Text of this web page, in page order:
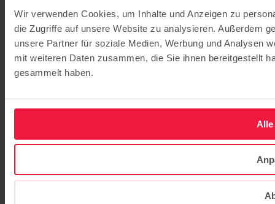
Wir verwenden Cookies, um Inhalte und Anzeigen zu
die Zugriffe auf unsere Website zu analysieren. Außerdem
unsere Partner für soziale Medien, Werbung und Analysen
mit weiteren Daten zusammen, die Sie ihnen bereitgestellt
gesammelt haben.
Alle